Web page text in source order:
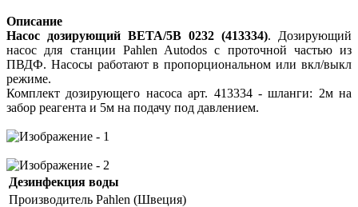
Описание
Насос дозирующий BETA/5B 0232 (413334). Дозирующий
насос для станции Pahlen Autodos с проточной частью из
ПВДФ. Насосы работают в пропорциональном или вкл/выкл
режиме.
Комплект дозирующего насоса арт. 413334 - шланги: 2м на
забор реагента и 5м на подачу под давлением.
Дезинфекция воды
Производитель Pahlen (Швеция)